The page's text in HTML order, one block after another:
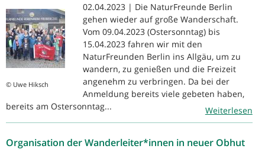
© Uwe Hiksch
02.04.2023 | Die NaturFreunde Berlin
gehen wieder auf große Wanderschaft.
Vom 09.04.2023 (Ostersonntag) bis
15.04.2023 fahren wir mit den
NaturFreunden Berlin ins Allgäu, um zu
wandern, zu genießen und die Freizeit
angenehm zu verbringen. Da bei der
Anmeldung bereits viele gebeten haben,
bereits am Ostersonntag...
Weiterlesen
Organisation der Wanderleiter*innen in neuer Obhut